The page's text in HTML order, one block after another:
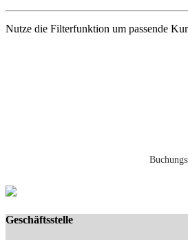
Nutze die Filterfunktion um passende
Geschäftsstelle